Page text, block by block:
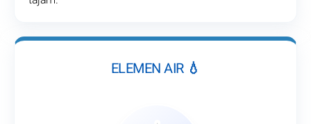
ELEMEN AIR 💧